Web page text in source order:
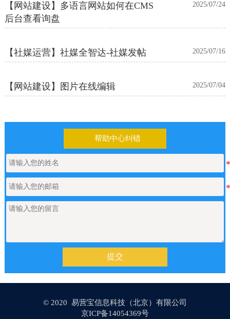
【网站建设】多语言网站如何在CMS
后台查看询盘
2025/07/24
【社媒运营】社媒全智达-社媒发帖 2025/07/16
【网站建设】图片在线编辑 2025/07/04
帮助中心纠错
提交
© 2020 易营宝信息科技（北京）有限公司
京ICP备14054369号